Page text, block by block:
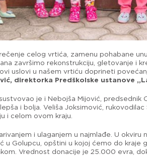
celog vrtića, zamenu pohabane
završimo rekonstrukciju, gletovanje i
uslovi u našem vrtiću doprineti
direktorka Predškolske ustanove
je i Nebojša Mijović,
i bolja. Veliša Joksimović,
i celom ovom kraju.
i ulaganjem u najmlađe. U
u Golupcu, opštini u kojoj ćemo do
Vrednost donacije je 25.000 evra,